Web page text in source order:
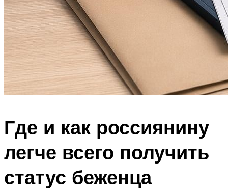
Где и как россиянину
легче всего получить
статус беженца